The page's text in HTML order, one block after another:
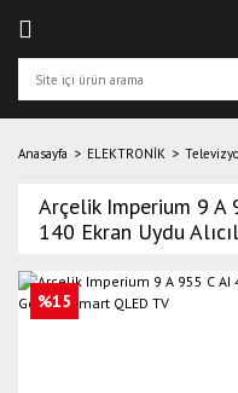
Anasayfa ELEKTRONİK
Arçelik Imperium 9
140 Ekran Uydu
%15